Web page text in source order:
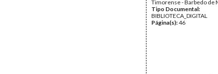
Timorense - Barbedo de
Tipo Documental:
BIBLIOTECA_DIGITAL
Página(s):46